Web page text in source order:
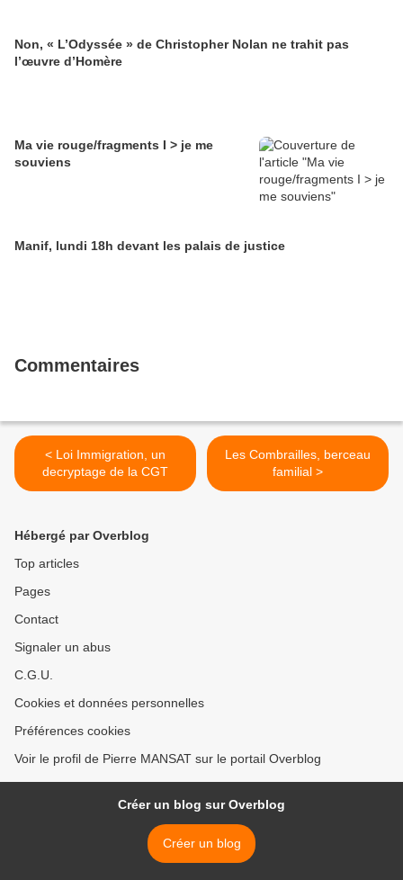
Non, « L’Odyssée » de Christopher Nolan ne trahit pas
l’œuvre d’Homère
Ma vie rouge/fragments I > je me
souviens
Manif, lundi 18h devant les palais de justice
Commentaires
< Loi Immigration, un
decryptage de la CGT
Les Combrailles, berceau
familial >
Hébergé par Overblog
Top articles
Pages
Contact
Signaler un abus
C.G.U.
Cookies et données personnelles
Préférences cookies
Voir le profil de Pierre MANSAT sur le portail Overblog
Créer un blog sur Overblog
Créer un blog